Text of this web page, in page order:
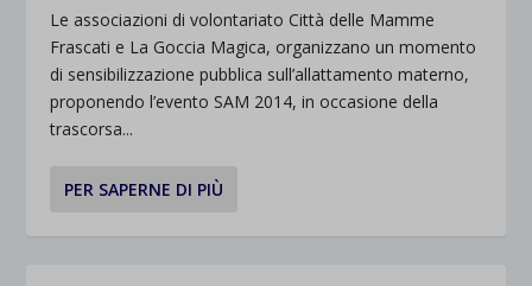
Le associazioni di volontariato Città delle Mamme
Frascati e La Goccia Magica, organizzano un momento
di sensibilizzazione pubblica sull’allattamento materno,
proponendo l’evento SAM 2014, in occasione della
trascorsa...
PER SAPERNE DI PIÙ